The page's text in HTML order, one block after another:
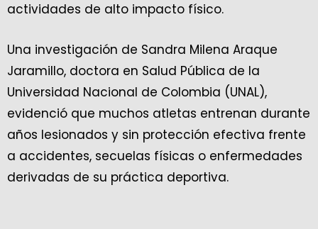
actividades de alto impacto físico.
Una investigación de Sandra Milena Araque
Jaramillo, doctora en Salud Pública de la
Universidad Nacional de Colombia (UNAL),
evidenció que muchos atletas entrenan durante
años lesionados y sin protección efectiva frente
a accidentes, secuelas físicas o enfermedades
derivadas de su práctica deportiva.